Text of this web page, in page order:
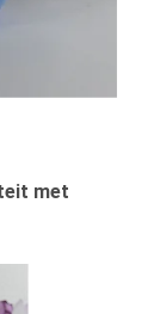
met